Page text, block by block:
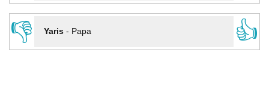
👎
Yaris- Papa 👍